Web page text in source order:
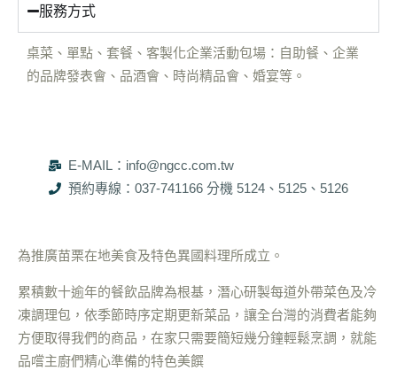
服務方式
桌菜、單點、套餐、客製化企業活動包場：自助餐、企業
的品牌發表會、品酒會、時尚精品會、婚宴等。
E-MAIL：info@ngcc.com.tw
預約專線：037-741166 分機 5124、5125、5126
為推廣苗栗在地美食及特色異國料理所成立。
累積數十逾年的餐飲品牌為根基，潛心研製每道外帶菜色及冷
凍調理包，依季節時序定期更新菜品，讓全台灣的消費者能夠
方便取得我們的商品，在家只需要簡短幾分鐘輕鬆烹調，就能
品嚐主廚們精心準備的特色美饌